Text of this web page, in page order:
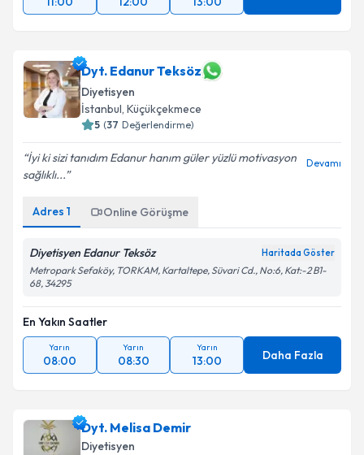
Dyt. Edanur Teksöz
Diyetisyen
İstanbul, Küçükçekmece
5 (37 Değerlendirme)
İyi ki sizi tanıdım Edanur hanım güler yüzlü motivasyon
sağlıklı...
Devamı
Adres 1 Online Görüşme
Diyetisyen Edanur Teksöz Haritada Göster
Metropark Sefaköy, TORKAM, Kartaltepe, Süvari Cd., No:6, Kat:-2 B1-
68, 34295
En Yakın Saatler
Yarın
08:00
Yarın
08:30
Yarın
13:00 Daha Fazla
Dyt. Melisa Demir
Diyetisyen